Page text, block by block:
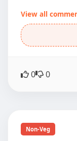
View all
0 0
Non-Veg